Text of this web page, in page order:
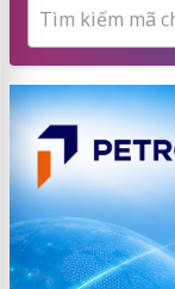
Tìm kiếm mã